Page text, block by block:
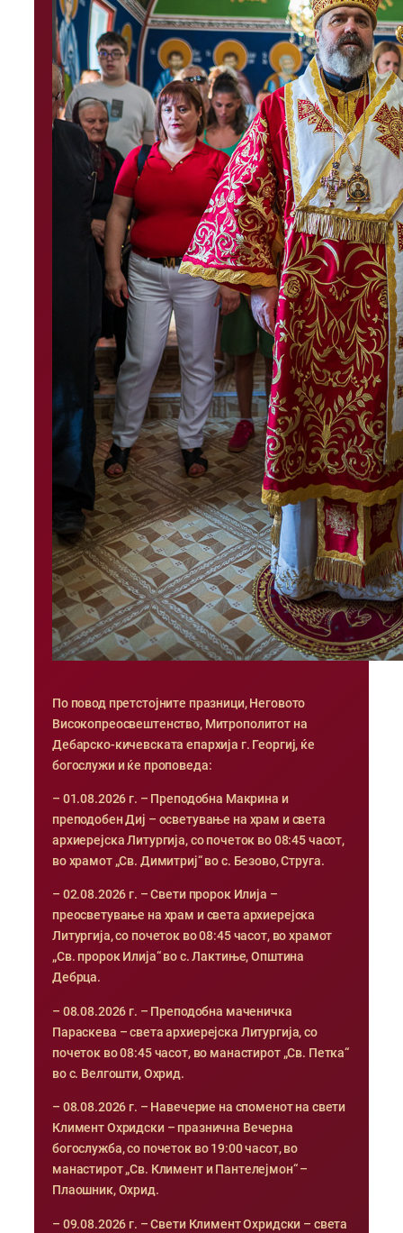
По повод претстојните празници, Неговото
Високопреосвештенство, Митрополитот на
Дебарско-кичевската епархија г. Георгиј, ќе
богослужи и ќе проповеда:
– 01.08.2026 г. – Преподобна Макрина и
преподобен Диј – осветување на храм и света
архиерејска Литургија, со почеток во 08:45 часот,
во храмот „Св. Димитриј“ во с. Безово, Струга.
– 02.08.2026 г. – Свети пророк Илија –
преосветување на храм и света архиерејска
Литургија, со почеток во 08:45 часот, во храмот
„Св. пророк Илија“ во с. Лактиње, Општина
Дебрца.
– 08.08.2026 г. – Преподобна маченичка
Параскева – света архиерејска Литургија, со
почеток во 08:45 часот, во манастирот „Св. Петка“
во с. Велгошти, Охрид.
– 08.08.2026 г. – Навечерие на споменот на свети
Климент Охридски – празнична Вечерна
богослужба, со почеток во 19:00 часот, во
манастирот „Св. Климент и Пантелејмон“ –
Плаошник, Охрид.
– 09.08.2026 г. – Свети Климент Охридски – света